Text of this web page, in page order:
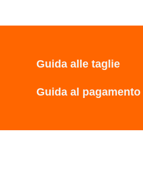
Guida alle taglie
Guida al pagamento